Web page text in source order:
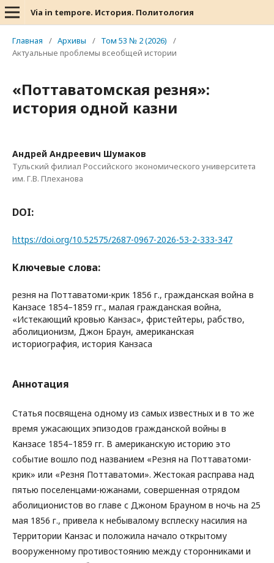
Via in tempore. История. Политология
Главная / Архивы / Том 53 № 2 (2026)
/
Актуальные проблемы всеобщей истории
«Поттаватомская резня»:
история одной казни
Андрей Андреевич Шумаков
Тульский филиал Российского экономического университета
им. Г.В. Плеханова
DOI:
https://doi.org/10.52575/2687-0967-2026-53-2-333-347
Ключевые слова:
резня на Поттаватоми-крик 1856 г., гражданская война в
Канзасе 1854–1859 гг., малая гражданская война,
«Истекающий кровью Канзас», фристейтеры, рабство,
аболиционизм, Джон Браун, американская
историография, история Канзаса
Аннотация
Статья посвящена одному из самых известных и в то же
время ужасающих эпизодов гражданской войны в
Канзасе 1854–1859 гг. В американскую историю это
событие вошло под названием «Резня на Поттаватоми-
крик» или «Резня Поттаватоми». Жестокая расправа над
пятью поселенцами-южанами, совершенная отрядом
аболиционистов во главе с Джоном Брауном в ночь на 25
мая 1856 г., привела к небывалому всплеску насилия на
Территории Канзас и положила начало открытому
вооруженному противостоянию между сторонниками и